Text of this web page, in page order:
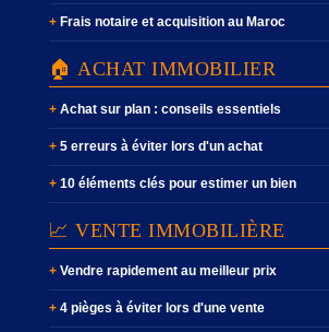
Frais notaire et acquisition au Maroc
🏠 ACHAT IMMOBILIER
Achat sur plan : conseils essentiels
5 erreurs à éviter lors d'un achat
10 éléments clés pour estimer un bien
📈 VENTE IMMOBILIÈRE
Vendre rapidement au meilleur prix
4 pièges à éviter lors d'une vente